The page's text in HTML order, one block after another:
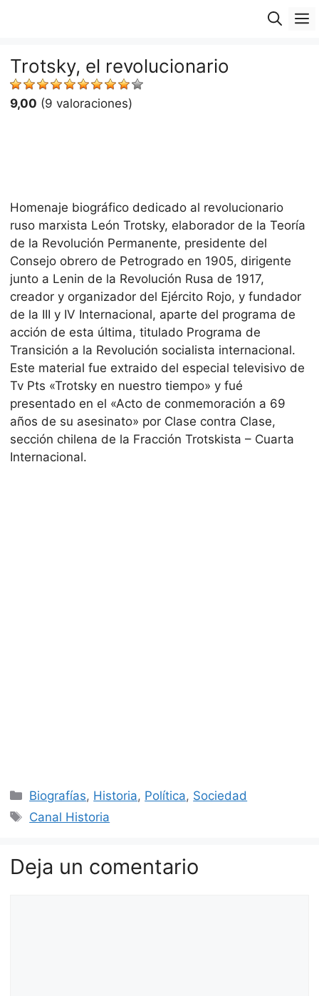
Trotsky, el revolucionario
9,00 (9 valoraciones)
Homenaje biográfico dedicado al revolucionario
ruso marxista León Trotsky, elaborador de la Teoría
de la Revolución Permanente, presidente del
Consejo obrero de Petrogrado en 1905, dirigente
junto a Lenin de la Revolución Rusa de 1917,
creador y organizador del Ejército Rojo, y fundador
de la III y IV Internacional, aparte del programa de
acción de esta última, titulado Programa de
Transición a la Revolución socialista internacional.
Este material fue extraido del especial televisivo de
Tv Pts «Trotsky en nuestro tiempo» y fué
presentado en el «Acto de conmemoración a 69
años de su asesinato» por Clase contra Clase,
sección chilena de la Fracción Trotskista – Cuarta
Internacional.
Categorías
Biografías, Historia, Política, Sociedad
Etiquetas
Canal Historia
Deja un comentario